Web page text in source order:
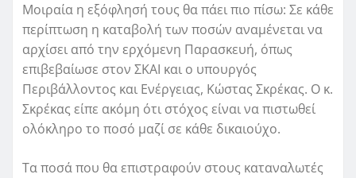
Μοιραία η εξόφλησή τους θα πάει πιο πίσω: Σε κάθε
περίπτωση η καταβολή των ποσών αναμένεται να
αρχίσει από την ερχόμενη Παρασκευή, όπως
επιβεβαίωσε στον ΣΚΑΙ και ο υπουργός
Περιβάλλοντος και Ενέργειας, Κώστας Σκρέκας. Ο κ.
Σκρέκας είπε ακόμη ότι στόχος είναι να πιστωθεί
ολόκληρο το ποσό μαζί σε κάθε δικαιούχο.
Τα ποσά που θα επιστραφούν στους καταναλωτές